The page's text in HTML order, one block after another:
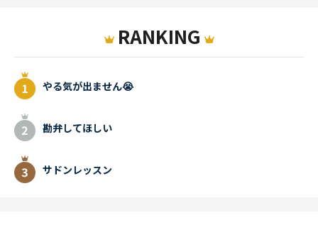
RANKING
やる気が出ません😭
勘弁してほしい
サドンレッスン